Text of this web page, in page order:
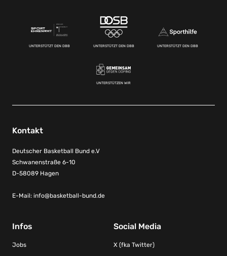
UNTERSTÜTZT DEN DBB UNTERSTÜTZT DEN DBB UNTERSTÜTZT DEN DBB
UNTERSTÜTZEN WIR
Kontakt
Deutscher Basketball Bund e.V
Schwanenstraße 6-10
D-58089 Hagen
E-Mail: info@basketball-bund.de
Infos
Jobs
Social Media
X (fka Twitter)